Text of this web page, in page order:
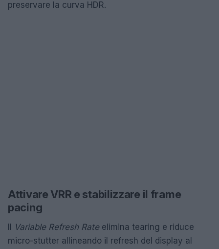
preservare la curva HDR.
Attivare VRR e stabilizzare il frame
pacing
Variable Refresh Rateelimina tearing e riduce
micro-stutter allineando il refresh del display al